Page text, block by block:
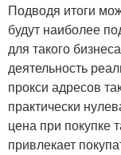
Подводя итоги
будут наиболее
для такого
деятельность
прокси адресов
практически
цена при покупке
привлекает